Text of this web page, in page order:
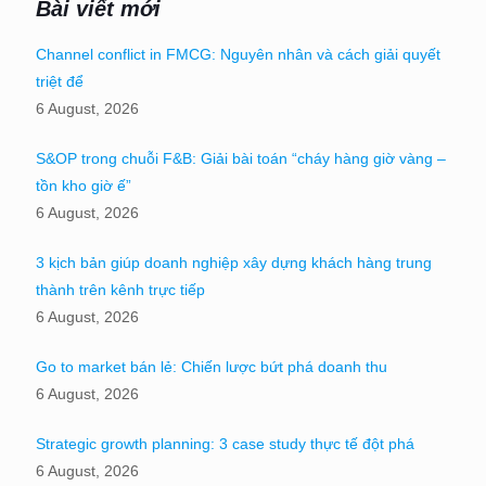
Bài viết mới
Channel conflict in FMCG: Nguyên nhân và cách giải quyết
triệt để
6 August, 2026
S&OP trong chuỗi F&B: Giải bài toán “cháy hàng giờ vàng –
tồn kho giờ ế”
6 August, 2026
3 kịch bản giúp doanh nghiệp xây dựng khách hàng trung
thành trên kênh trực tiếp
6 August, 2026
Go to market bán lẻ: Chiến lược bứt phá doanh thu
6 August, 2026
Strategic growth planning: 3 case study thực tế đột phá
6 August, 2026